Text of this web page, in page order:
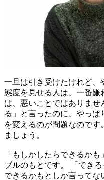
一旦は引き受けたけれど、
態度を見せる人は、一番嫌
は、悪いことではありませ
る」と言ったのに、やっ
を変えるのが問題なのです
ましょう。
「もしかしたらできるか
ブルのもとです。 「でき
できるかもとしか言ってな